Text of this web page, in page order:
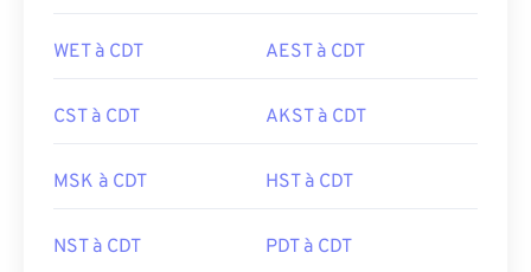
WET à CDT AEST à CDT
CST à CDT AKST à CDT
MSK à CDT HST à CDT
NST à CDT PDT à CDT